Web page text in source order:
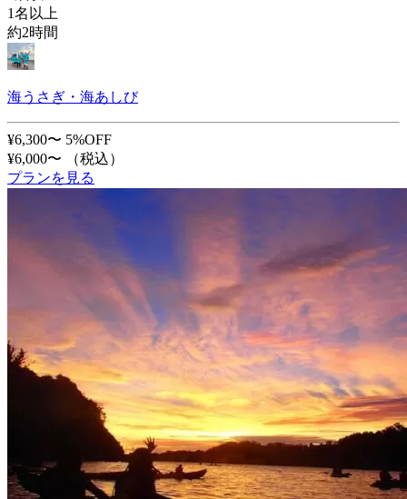
1名以上
約2時間
海うさぎ・海あしび
¥6,300〜 5%OFF
¥6,000〜
（税込）
プランを見る